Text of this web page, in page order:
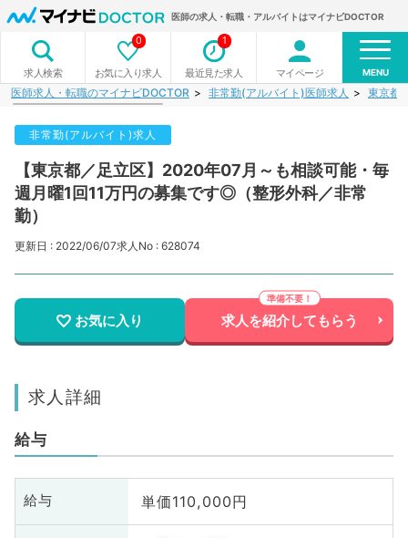
医師の求人・転職・アルバイトはマイナビDOCTOR
求人検索 お気に入り求人
0
最近見た求人
1
マイページ MENU
医師求人・転職のマイナビDOCTOR 非常勤(アルバイト)医師求人 東京都
非常勤(アルバイト)求人
【東京都／足立区】2020年07月～も相談可能・毎
週月曜1回11万円の募集です◎（整形外科／非常
勤）
更新日 : 2022/06/07求人No : 628074
お気に入り 求人を紹介してもらう
求人詳細
給与
給与 単価110,000円